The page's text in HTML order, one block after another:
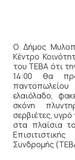
O Δήμος
Κέντρο
του ΤΕΒΑ ότι
14:00 θα
ελαιόλαδο,
σκόνη
σερβιέτες,
στα πλαίσια
Συνδρομής